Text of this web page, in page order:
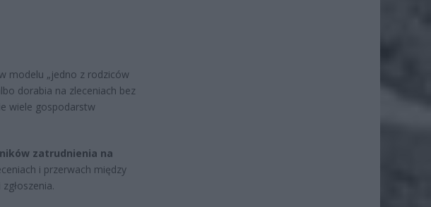
modelu „jedno z rodziców
dorabia na zleceniach bez
wiele gospodarstw
zatrudnienia na
i przerwach między